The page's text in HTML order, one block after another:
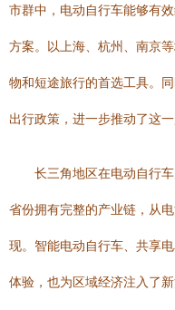
市群中，电动自行车能够有
方案。以上海、杭州、南京
物和短途旅行的首选工具。
出行政策，进一步推动了这一
长三角地区在电动自行
省份拥有完整的产业链，从
现。智能电动自行车、共享
体验，也为区域经济注入了